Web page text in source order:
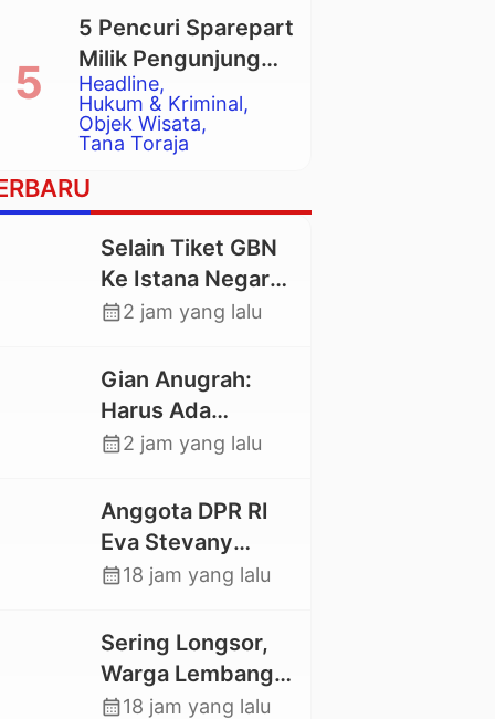
sebagai Bupati dan
Wakil Bupati Tana
Toraja Terpilih
Headline
Hukum & Kriminal
Objek Wisata
Tana Toraja
5 Pencuri Sparepart
Milik Pengunjung
Objek Wisata
Pango-Pango
Ditangkap Polisi
Selain Tiket GBN
Ke Istana Negara,
Mahasiswa UKI
juga Lolos ke
Pekan Seni
Mahasiswa
calendar_month2 jam yang lalu
Gian Anugrah:
Harus Ada
Kepastian Hukum
Agar Keluarga
tidak Larut dalam
Trauma dan
Berkepanjangan
calendar_month2 jam yang lalu
Anggota DPR RI
Eva Stevany
Rataba Salurkan
Warga Terdampak
Longsor di Buntu
Pepasan
calendar_month18 jam yang lalu
Sering Longsor,
Warga Lembang
Gasing Swadaya
calendar_month18 jam yang lalu